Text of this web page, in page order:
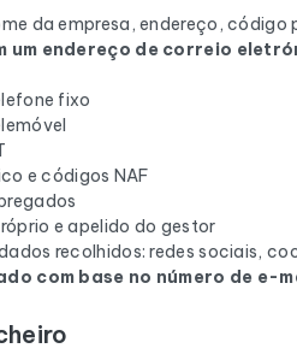
da empresa, endereço, código
um endereço de correio
fixo
e códigos NAF
e apelido do gestor
recolhidos: redes sociais,
com base no número de e-